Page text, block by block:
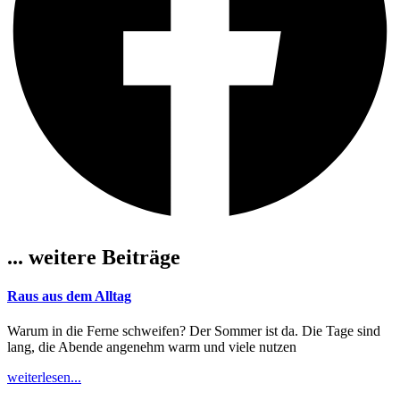
... weitere Beiträge
Raus aus dem Alltag
Warum in die Ferne schweifen? Der Sommer ist da. Die Tage sind
lang, die Abende angenehm warm und viele nutzen
weiterlesen...